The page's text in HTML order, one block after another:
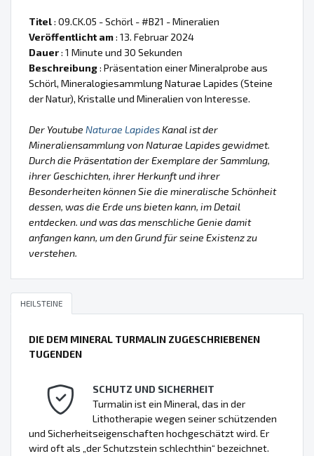
Titel: 09.CK.05 - Schörl - #B21 - Mineralien
Veröffentlicht am: 13. Februar 2024
Dauer: 1 Minute und 30 Sekunden
Beschreibung: Präsentation einer Mineralprobe aus
Schörl, Mineralogiesammlung Naturae Lapides (Steine
der Natur), Kristalle und Mineralien von Interesse.
Der Youtube Naturae LapidesKanal ist der
Mineraliensammlung von Naturae Lapides gewidmet.
Durch die Präsentation der Exemplare der Sammlung,
ihrer Geschichten, ihrer Herkunft und ihrer
Besonderheiten können Sie die mineralische Schönheit
dessen, was die Erde uns bieten kann, im Detail
entdecken. und was das menschliche Genie damit
anfangen kann, um den Grund für seine Existenz zu
verstehen.
HEILSTEINE
DIE DEM MINERAL TURMALIN ZUGESCHRIEBENEN
TUGENDEN
SCHUTZ UND SICHERHEIT
Turmalin ist ein Mineral, das in der
Lithotherapie wegen seiner schützenden
und Sicherheitseigenschaften hochgeschätzt wird. Er
wird oft als „der Schutzstein schlechthin“ bezeichnet.